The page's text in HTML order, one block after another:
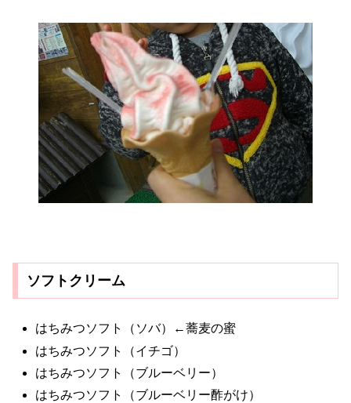
ソフトクリーム
はちみつソフト（ソバ）←蕎麦の蜜
はちみつソフト（イチゴ）
はちみつソフト（ブルーベリー）
はちみつソフト（ブルーベリー酢がけ）